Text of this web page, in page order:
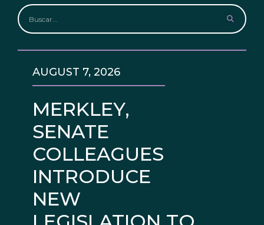
MERKLEY,
SENATE
COLLEAGUES
INTRODUCE
NEW
AUGUST 7, 2026